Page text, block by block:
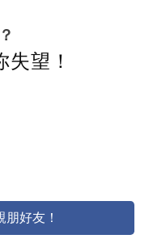
望！
好友！